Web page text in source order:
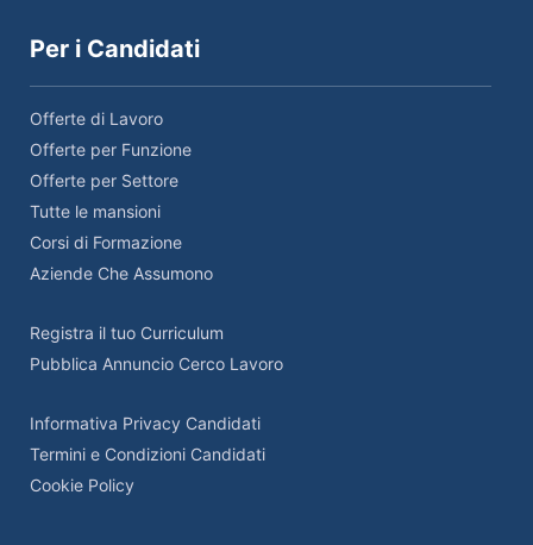
Per i Candidati
Offerte di Lavoro
Offerte per Funzione
Offerte per Settore
Tutte le mansioni
Corsi di Formazione
Aziende Che Assumono
Registra il tuo Curriculum
Pubblica Annuncio Cerco Lavoro
Informativa Privacy Candidati
Termini e Condizioni Candidati
Cookie Policy